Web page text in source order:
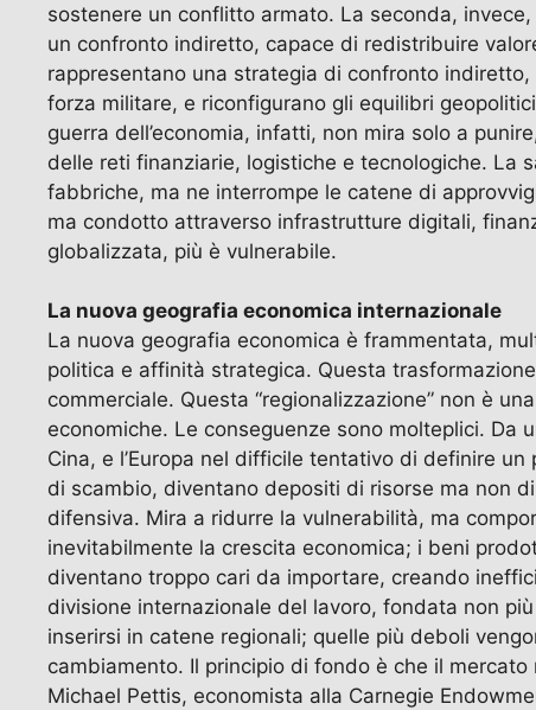
sostenere un conflitto armato. La seconda,
un confronto indiretto, capace di redistribuire
rappresentano una strategia di confronto
forza militare, e riconfigurano gli equilibri
guerra dell’economia, infatti, non mira solo a
delle reti finanziarie, logistiche e tecnologiche. La
fabbriche, ma ne interrompe le catene di
ma condotto attraverso infrastrutture digitali,
globalizzata, più è vulnerabile.
La nuova geografia economica internazionale
La nuova geografia economica è frammentata,
politica e affinità strategica. Questa
commerciale. Questa “regionalizzazione” non è
economiche. Le conseguenze sono molteplici. Da
Cina, e l’Europa nel difficile tentativo di definire
di scambio, diventano depositi di risorse ma non
difensiva. Mira a ridurre la vulnerabilità, ma
inevitabilmente la crescita economica; i beni
diventano troppo cari da importare, creando
divisione internazionale del lavoro, fondata non
inserirsi in catene regionali; quelle più deboli
cambiamento. Il principio di fondo è che il
Michael Pettis, economista alla Carnegie